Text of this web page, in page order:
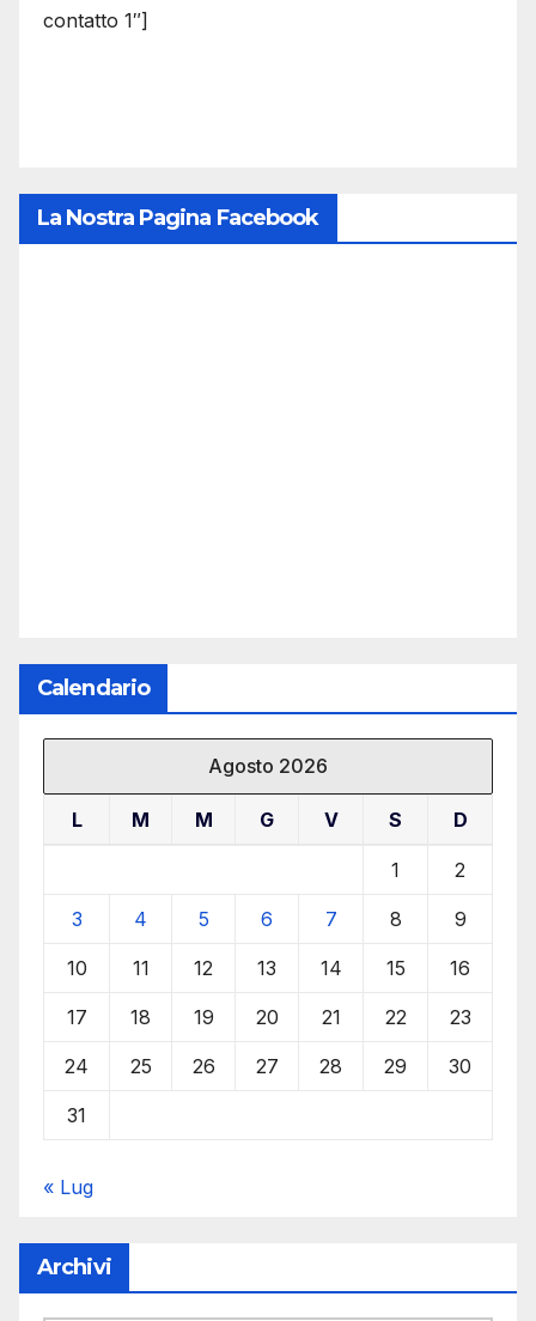
contatto 1″]
La Nostra Pagina Facebook
Calendario
Agosto 2026
L M M G V S D
1 2
3 4 5 6 7 8 9
10 11 12 13 14 15 16
17 18 19 20 21 22 23
24 25 26 27 28 29 30
31
« Lug
Archivi